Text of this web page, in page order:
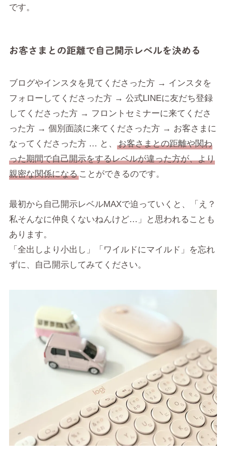
です。
お客さまとの距離で自己開示レベルを決める
ブログやインスタを見てくださった方 → インスタを
フォローしてくださった方 → 公式LINEに友だち登録
してくださった方 → フロントセミナーに来てくださ
った方 → 個別面談に来てくださった方 → お客さまに
なってくださった方 … と、
お客さまとの距離や関わ
った期間で自己開示をするレベルが違った方が、より
親密な関係になることができるのです。
最初から自己開示レベルMAXで迫っていくと、「え？
私そんなに仲良くないねんけど…」と思われることも
あります。
「全出しより小出し」「ワイルドにマイルド」を忘れ
ずに、自己開示してみてください。